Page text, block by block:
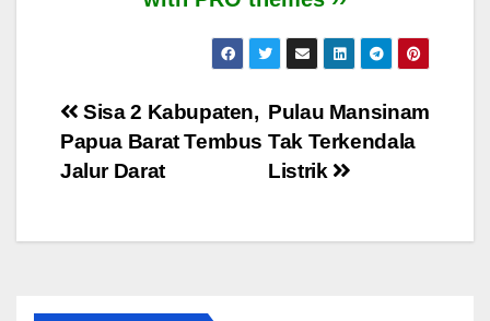
Post
navigation
Pulau Mansinam
Tak Terkendala
Listrik
Sisa 2 Kabupaten,
Papua Barat Tembus
Jalur Darat